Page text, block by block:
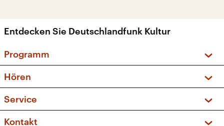
Entdecken Sie Deutschlandfunk Kultur
Programm
Sendungen und Podcasts
Musikliste
Kakadu – Das Kinderprogramm
Hören
Frequenzen (UKW + DAB+)
Service
FAQ
Kontakt